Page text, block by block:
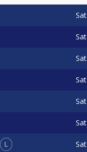
Sat
Sat
Sat
Sat
Sat
Sat
L Sat